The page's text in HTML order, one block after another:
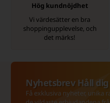
Hög kundnöjdhet
Vi värdesätter en bra
shoppingupplevelse, och
det märks!
Nyhetsbrev Håll
Få exklusiva nyheter, unika